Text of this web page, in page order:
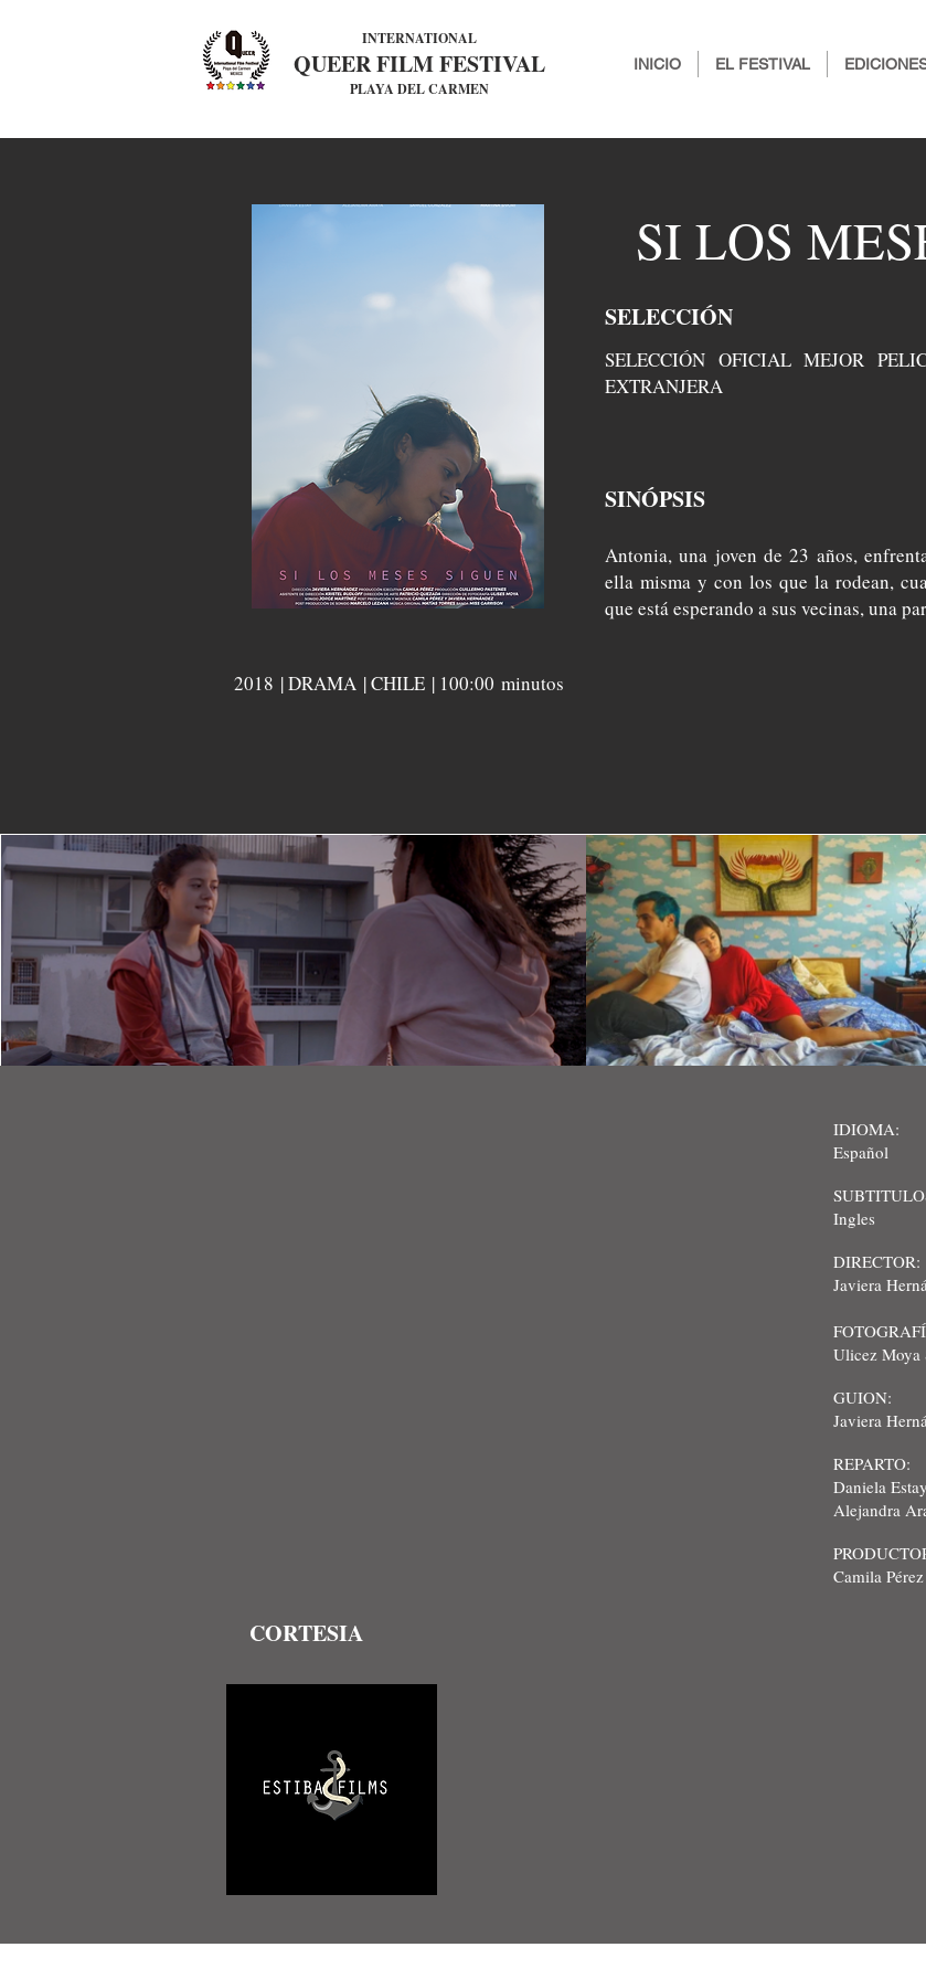
INTERNATIONAL
QUEER FILM FESTIVAL
PLAYA DEL CARMEN
INICIO EL FESTIVAL
SI LOS
SELECCIÓN
SELECCIÓN OFICIAL MEJOR
EXTRANJERA
SINÓPSIS
Antonia, una joven de 23 años,
ella misma y con los que la rodean,
que está esperando a sus vecinas, una
2018 | DRAMA | CHILE | 100:00 minutos
IDIOMA:
Español
Ingles
DIRECTOR:
Javiera
Ulicez Moya
GUION:
Javiera
REPARTO:
Daniela
Alejandra
Camila
CORTESIA